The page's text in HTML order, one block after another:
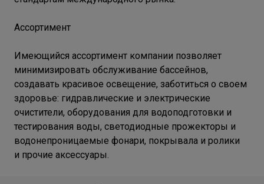
Ассортимент
Имеющийся ассортимент компании позволяет
минимизировать обслуживание бассейнов,
создавать красивое освещение, заботиться о своем
здоровье: гидравлические и электрические
очистители, оборудования для водоподготовки и
тестирования воды, светодиодные прожекторы и
водонепроницаемые фонари, покрывала и ролики
и прочие аксессуары.